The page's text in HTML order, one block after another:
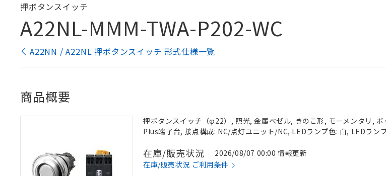
押ボタンスイッチ
A22NL-MMM-TWA-P202-WC
A22NN / A22NL 押ボタンスイッチ 形式仕様一覧
商品概要
押ボタンスイッチ（φ22）, 照光, 金属ベゼル, きのこ形, モーメンタリ,
Plus端子台, 接点構成: NC/点灯ユニット/NC, LEDランプ色: 白, LEDラン
在庫/販売状況
2026/08/07 00:00 情報更新
在庫/販売状況 ご利用条件